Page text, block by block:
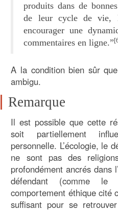
produits dans de
de leur cycle de vie,
encourager une
commentaires en ligne.”
A la condition bien sûr
ambigu.
Remarque
Il est possible que cette
soit partiellement
personnelle. L’écologie, le
ne sont pas des
profondément ancrés dans
défendant (comme
comportement éthique cité
suffisant pour se